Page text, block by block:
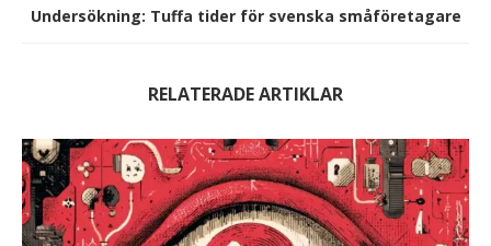
Undersökning: Tuffa tider för svenska småföretagare
RELATERADE ARTIKLAR